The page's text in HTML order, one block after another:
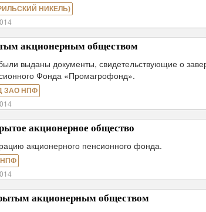
НИКЕЛЬ)
акционерным обществом
выданы документы, свидетельствующие о
Фонда «Промагрофонд».
ЗАО НПФ
акционерное общество
акционерного пенсионного фонда.
НПФ
акционерным обществом